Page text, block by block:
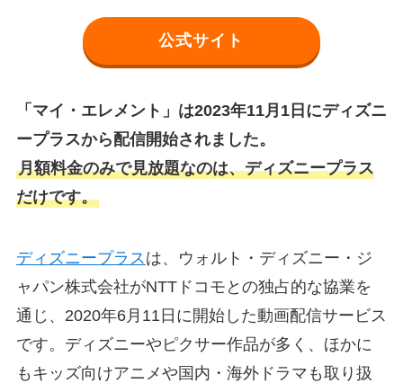
公式サイト
「マイ・エレメント」は2023年11月1日にディズニ
ープラスから配信開始されました。
月額料金のみで見放題なのは、ディズニープラス
だけです。
ディズニープラスは、ウォルト・ディズニー・ジ
ャパン株式会社がNTTドコモとの独占的な協業を
通じ、2020年6月11日に開始した動画配信サービス
です。ディズニーやピクサー作品が多く、ほかに
もキッズ向けアニメや国内・海外ドラマも取り扱